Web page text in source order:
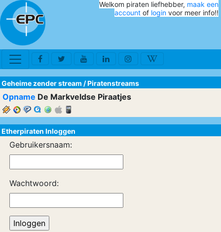
Welkom piraten liefhebber, maak een
account of login voor meer info!!
Geheime zender stream /Piratenstreams
Opname De Markveldse Piraatjes
Etherpiraten Inloggen
Gebruikersnaam:
Wachtwoord: